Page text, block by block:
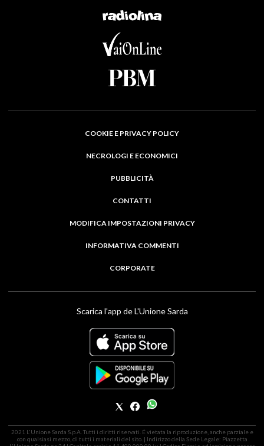
COOKIE E PRIVACY POLICY
NECROLOGI E ECONOMICI
PUBBLICITÀ
CONTATTI
MODIFICA IMPOSTAZIONI PRIVACY
INFORMATIVA COMMENTI
CORPORATE
Scarica l'app de L'Unione Sarda
2021 L'Unione Sarda S.p.A. Tutti i diritti riservati. É vietata la riproduzione, anche parziale e
con qualsiasi mezzo, di tutti i materiali del sito. | Indirizzo della Sede Legale: Piazzetta